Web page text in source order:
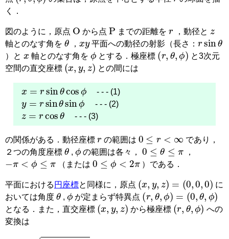
く．
図のように，原点
O
から点
P
までの距離を ，動径と
軸とのなす角を
θ
，
xy
平面への動径の射影（長さ：
rsin θ
）と
x
軸とのなす角を
ϕ
とする．極座標
(r θ,ϕ)
と3次元
空間の直交座標
(x ,y z
との間には
x=rsinθcosϕ
- - - (1)
θ sin ϕ
- - - (2)
z
- - - (3)
の関係がある．動径座標 の範囲は
0 r<
であり，
２つの角度座標
θ
,
ϕ
の範囲は各々，
0≤ θ ≤π
，
π<ϕ≤π
（または
0≤ϕ<2π
）である．
平面における 円座標と同様に，原点
( = 0,0 )
に
おいては角度
θ
,
ϕ
が定まらず特異点
( , θ,ϕ )= ,θ,ϕ )
となる．また，直交座標
(x, y z )
から極座標
( ,ϕ )
への
変換は